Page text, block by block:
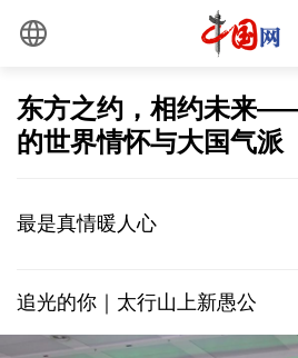
东方之约，相约未来
的世界情怀与大国气派
最是真情暖人心
追光的你｜太行山上新愚公